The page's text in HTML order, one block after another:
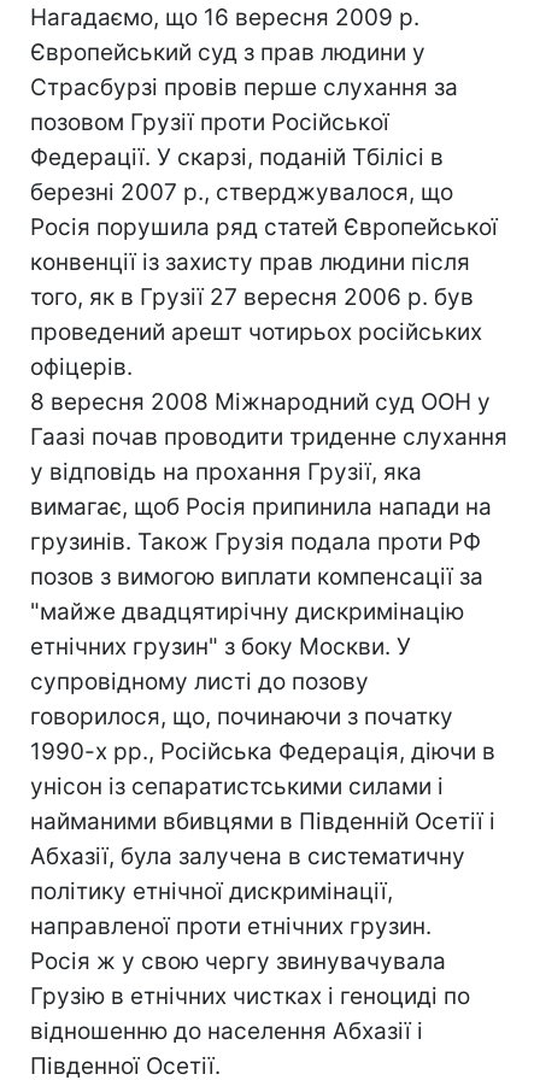
Нагадаємо, що 16 вересня 2009 р.
Європейський суд з прав людини у
Страсбурзі провів перше слухання за
позовом Грузії проти Російської
Федерації. У скарзі, поданій Тбілісі в
березні 2007 р., стверджувалося, що
Росія порушила ряд статей Європейської
конвенції із захисту прав людини після
того, як в Грузії 27 вересня 2006 р. був
проведений арешт чотирьох російських
офіцерів.
8 вересня 2008 Міжнародний суд ООН у
Гаазі почав проводити триденне слухання
у відповідь на прохання Грузії, яка
вимагає, щоб Росія припинила напади на
грузинів. Також Грузія подала проти РФ
позов з вимогою виплати компенсації за
"майже двадцятирічну дискримінацію
етнічних грузин" з боку Москви. У
супровідному листі до позову
говорилося, що, починаючи з початку
1990-х рр., Російська Федерація, діючи в
унісон із сепаратистськими силами і
найманими вбивцями в Південній Осетії і
Абхазії, була залучена в систематичну
політику етнічної дискримінації,
направленої проти етнічних грузин.
Росія ж у свою чергу звинувачувала
Грузію в етнічних чистках і геноциді по
відношенню до населення Абхазії і
Південної Осетії.